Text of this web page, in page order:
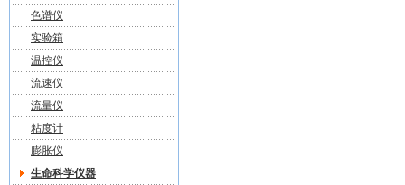
色谱仪
实验箱
温控仪
流速仪
流量仪
粘度计
膨胀仪
生命科学仪器